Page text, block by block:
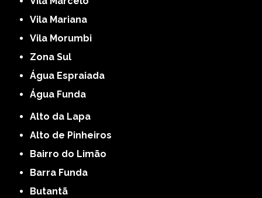
Vila Mariana
Vila Morumbi
Zona Sul
Água Espraiada
Água Funda
Alto da Lapa
Alto de Pinheiros
Bairro do Limão
Barra Funda
Butantã